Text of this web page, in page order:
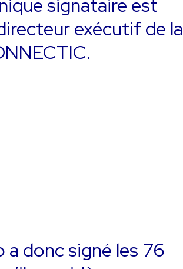
exécutif de la
a donc signé les 76